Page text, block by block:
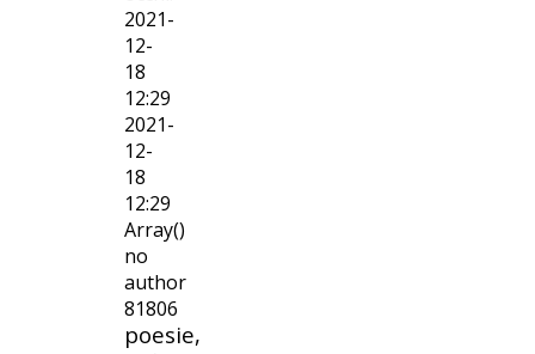
2021-
12-
18
12:29
2021-
12-
18
12:29
Array()
no
author
81806
poesie,